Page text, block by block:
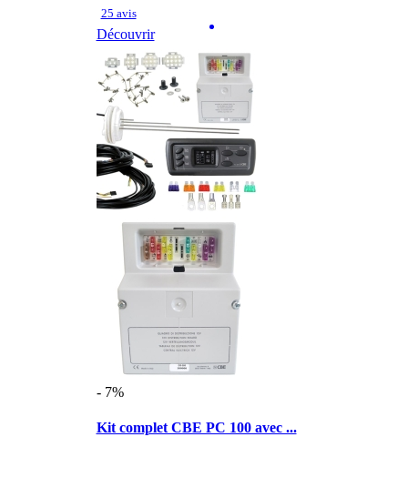
25 avis
Découvrir
- 7%
Kit complet CBE PC 100 avec ...